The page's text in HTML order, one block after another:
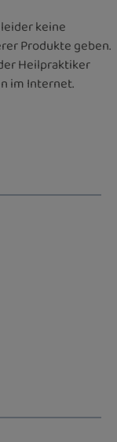
keine
Produkte geben.
Heilpraktiker
im Internet.